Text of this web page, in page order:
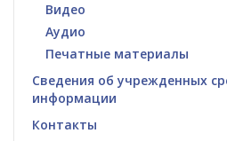
Видео
Аудио
Печатные материалы
Сведения об учрежденных
информации
Контакты